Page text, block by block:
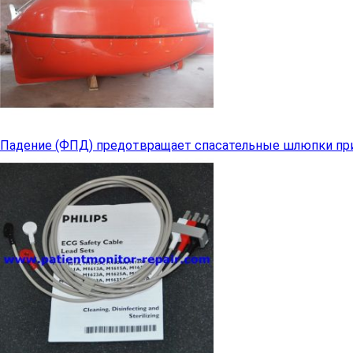
Падение (ФПД) предотвращает спасательные шлюпки